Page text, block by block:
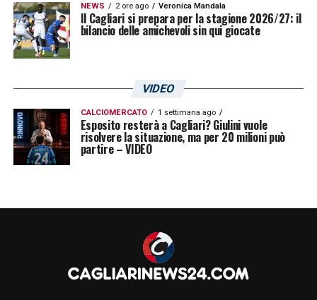
NEWS 2 ore ago Veronica Mandala
Il Cagliari si prepara per la stagione 2026/27: il
bilancio delle amichevoli sin qui giocate
VIDEO
CALCIOMERCATO 1 settimana ago
Esposito resterà a Cagliari? Giulini vuole
risolvere la situazione, ma per 20 milioni può
partire – VIDEO